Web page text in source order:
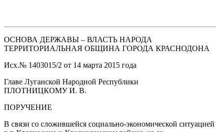
ОСНОВА ДЕРЖАВЫ – ВЛАСТЬ НАРОДА
ТЕРРИТОРИАЛЬНАЯ ОБЩИНА ГОРОДА КРАСНОДОНА
Исх.№ 1403015/2 от 14 марта 2015 года
Главе Луганской Народной Республики
ПЛОТНИЦКОМУ И. В.
ПОРУЧЕНИЕ
В связи со сложившейся социально-экономической ситуацией